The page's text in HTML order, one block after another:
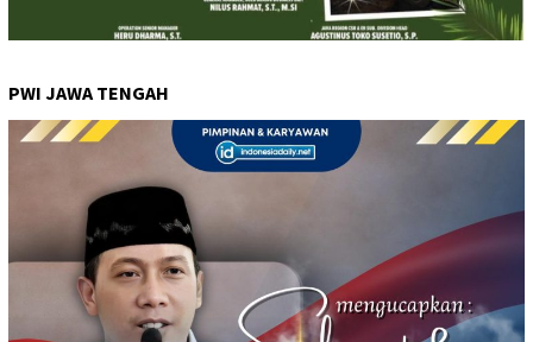
PWI JAWA TENGAH